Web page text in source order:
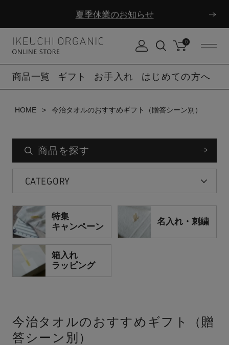
夏季休業のお知らせ
夏季休業のお知らせ
0
商品一覧 ギフト お手入れ はじめての方へ
HOME 今治タオルのおすすめギフト（贈答シーン別）
商品を探す
CATEGORY
特集
キャンペーン
名入れ・刺繍
箱入れ
ラッピング
今治タオルのおすすめギフト（贈
答シーン別）